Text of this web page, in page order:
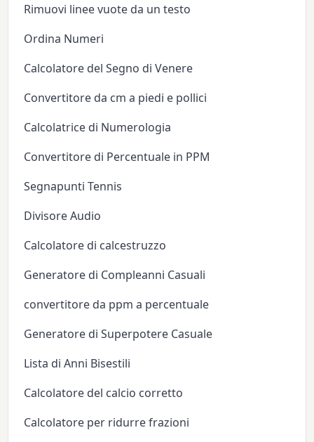
Rimuovi linee vuote da un testo
Ordina Numeri
Calcolatore del Segno di Venere
Convertitore da cm a piedi e pollici
Calcolatrice di Numerologia
Convertitore di Percentuale in PPM
Segnapunti Tennis
Divisore Audio
Calcolatore di calcestruzzo
Generatore di Compleanni Casuali
convertitore da ppm a percentuale
Generatore di Superpotere Casuale
Lista di Anni Bisestili
Calcolatore del calcio corretto
Calcolatore per ridurre frazioni